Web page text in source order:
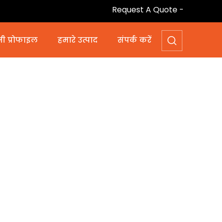
Request A Quote -
प्रोफाइल हमारे उत्पाद संपर्क करें